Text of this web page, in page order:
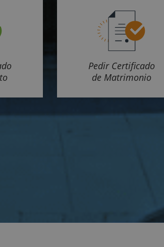
Pedir Certificado
de Matrimonio